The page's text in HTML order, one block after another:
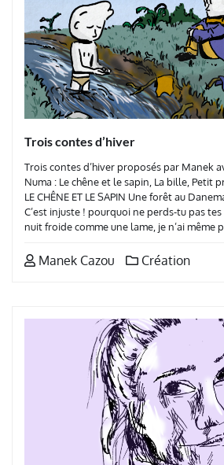
Trois contes d’hiver
Trois contes d’hiver proposés par Manek
Numa : Le chêne et le sapin, La bille, Petit
LE CHÊNE ET LE SAPIN Une forêt au
C’est injuste ! pourquoi ne perds-tu pas
nuit froide comme une lame, je n’ai même
Manek Cazou Création